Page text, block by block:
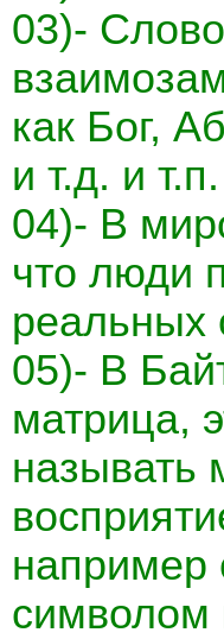
03)-
как Бог,
и т.д. и т.п.
04)- В
что люди
реальных
05)- В
матрица,
называть
например
символом